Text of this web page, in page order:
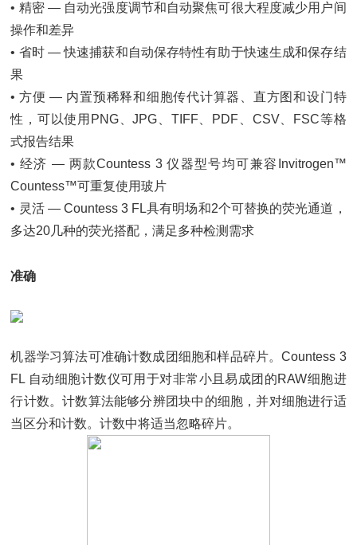
• 精密 — 自动光强度调节和自动聚焦可很大程度减少用户间
操作和差异
• 省时 — 快速捕获和自动保存特性有助于快速生成和保存结
果
• 方便 — 内置预稀释和细胞传代计算器、直方图和设门特
性，可以使用PNG、JPG、TIFF、PDF、CSV、FSC等格
式报告结果
• 经济 — 两款Countess 3 仪器型号均可兼容Invitrogen™
Countess™可重复使用玻片
• 灵活 — Countess 3 FL具有明场和2个可替换的荧光通道，
多达20几种的荧光搭配，满足多种检测需求
准确
机器学习算法可准确计数成团细胞和样品碎片。Countess 3
FL 自动细胞计数仪可用于对非常小且易成团的RAW细胞进
行计数。计数算法能够分辨团块中的细胞，并对细胞进行适
当区分和计数。计数中将适当忽略碎片。